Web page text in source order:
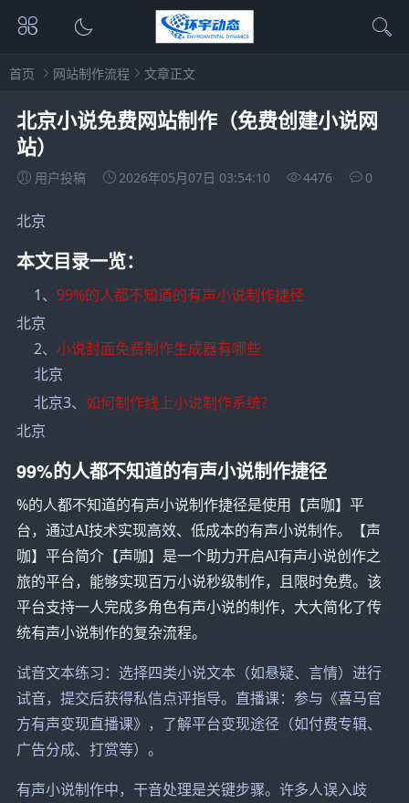
首页 网站制作流程 文章正文
北京小说免费网站制作（免费创建小说网
站）
用户投稿 2026年05月07日 03:54:10 4476 0
北京
本文目录一览：
1、 99%的人都不知道的有声小说制作捷径
北京
2、小说封面免费制作生成器有哪些
北京
北京3、如何制作线上小说制作系统?
北京
99%的人都不知道的有声小说制作捷径
%的人都不知道的有声小说制作捷径是使用【声咖】平
台，通过AI技术实现高效、低成本的有声小说制作。【声
咖】平台简介【声咖】是一个助力开启AI有声小说创作之
旅的平台，能够实现百万小说秒级制作，且限时免费。该
平台支持一人完成多角色有声小说的制作，大大简化了传
统有声小说制作的复杂流程。
试音文本练习：选择四类小说文本（如悬疑、言情）进行
试音，提交后获得私信点评指导。直播课：参与《喜马官
方有声变现直播课》，了解平台变现途径（如付费专辑、
广告分成、打赏等）。
有声小说制作中，干音处理是关键步骤。许多人误入歧